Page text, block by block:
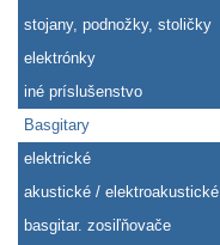
stojany, podnožky, stoličky
elektrónky
iné príslušenstvo
Basgitary
elektrické
akustické / elektroakustické
basgitar. zosiľňovače